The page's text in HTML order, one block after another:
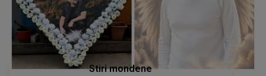
Stiri mondene